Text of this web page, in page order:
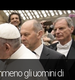
gli uomini di